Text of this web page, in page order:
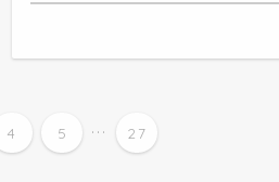
4 5 ... 27